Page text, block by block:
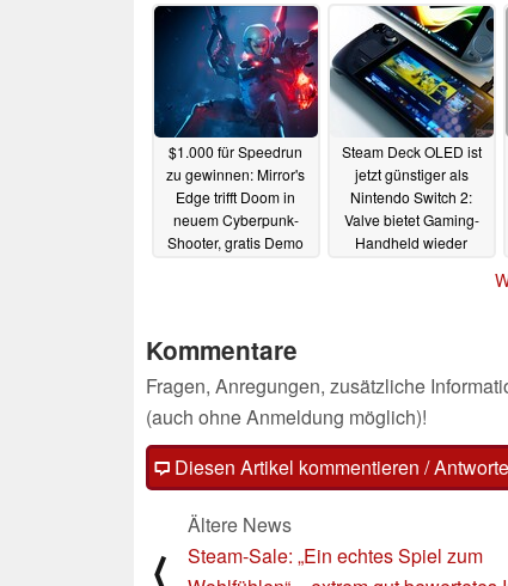
$1.000 für Speedrun
zu gewinnen: Mirror's
Edge trifft Doom in
neuem Cyberpunk-
Shooter, gratis Demo
Steam Deck OLED ist
jetzt günstiger als
Nintendo Switch 2:
Valve bietet Gaming-
Handheld wieder
Kommentare
Fragen, Anregungen, zusätzliche
(auch ohne Anmeldung möglich)!
Diesen Artikel kommentieren /
⟨
Ältere News
Steam-Sale: „Ein echtes Spiel zum